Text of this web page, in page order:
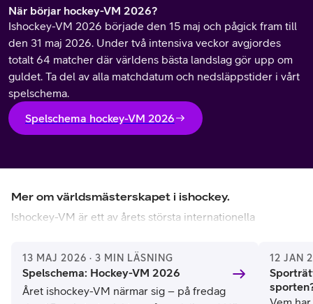
När börjar hockey-VM 2026?
Ishockey-VM 2026 började den 15 maj och pågick fram till
den 31 maj 2026. Under två intensiva veckor avgjordes
totalt 64 matcher där världens bästa landslag gör upp om
guldet. Ta del av alla matchdatum och nedsläppstider i vårt
spelschema.
Spelschema hockey-VM 2026
Mer om världsmästerskapet i ishockey.
Ishockey-VM är ett av årets största internationella
ishockey där fans världen över får uppleva spänning,
dramatik och oförglömliga ögonblick på isen.
Världsmästerskapet i ishockey för herrar är, precis vad det
låter som, en mästerskapstävling i ishockey för
13 MAJ 2026 · 3 MIN LÄSNING
Spelschema: Hockey-VM 2026
Året ishockey-VM närmar sig – på fredag
12 JAN